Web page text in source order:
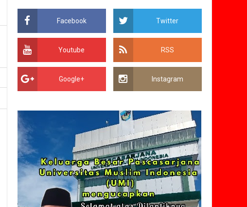
Facebook Twitter
Youtube RSS
Google+ Instagram